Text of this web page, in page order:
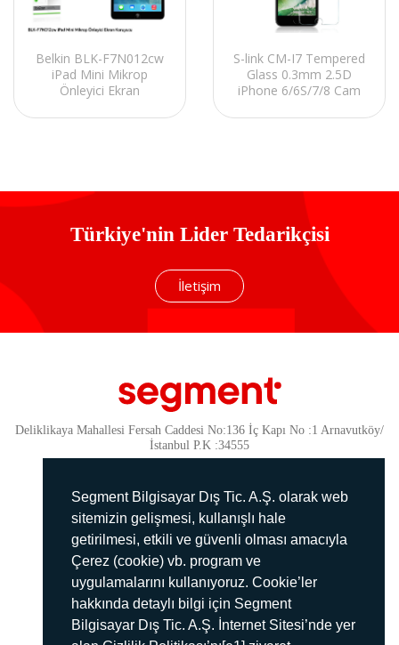
Segment Bilgisayar Dış Tic. A.Ş. olarak web
sitemizin gelişmesi, kullanışlı hale
getirilmesi, etkili ve güvenli olması amacıyla
Çerez (cookie) vb. program ve
uygulamalarını kullanıyoruz. Cookie’ler
hakkında detaylı bilgi için Segment
Bilgisayar Dış Tic. A.Ş. İnternet Sitesi’nde yer
Belkin BLK-F7N012cw
iPad Mini Mikrop
Önleyici Ekran
S-link CM-I7 Tempered
Glass 0.3mm 2.5D
iPhone 6/6S/7/8 Cam
Türkiye'nin Lider Tedarikçisi
İletişim
Deliklikaya Mahallesi Fersah Caddesi No:136 İç Kapı No :1 Arnavutköy/
İstanbul P.K :34555
Güvenlik
KVKK Politikamız
Gizlilik Politikamız
Aydınlatma Metni
İmha Politikası
444 78 99
info@segment.com.tr